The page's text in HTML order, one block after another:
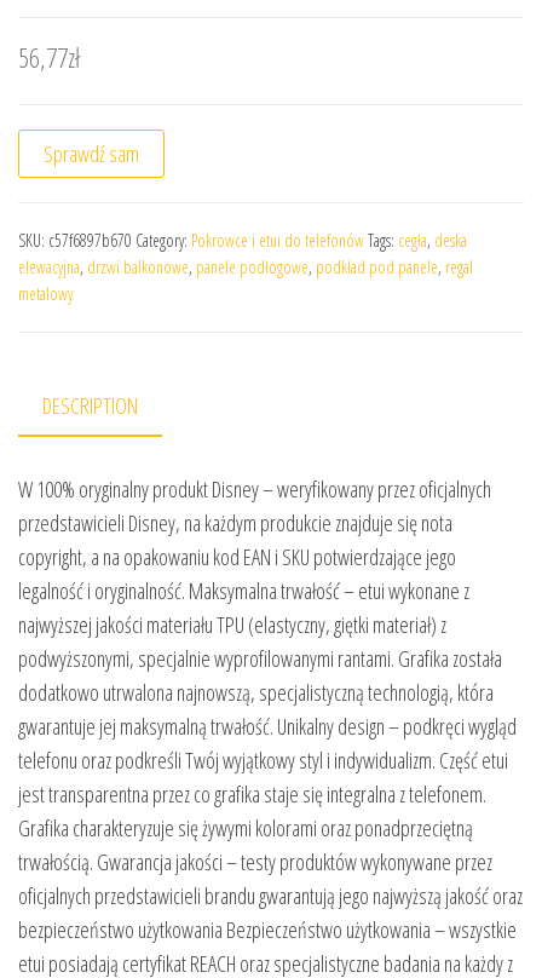
56,77zł
Sprawdź sam
SKU: c57f6897b670 Category: Pokrowce i etui do telefonówTags: cegła, deska
elewacyjna, drzwi balkonowe, panele podłogowe, podkład pod panele, regal
metalowy
DESCRIPTION
W 100% oryginalny produkt Disney – weryfikowany przez oficjalnych
przedstawicieli Disney, na każdym produkcie znajduje się nota
copyright, a na opakowaniu kod EAN i SKU potwierdzające jego
legalność i oryginalność. Maksymalna trwałość – etui wykonane z
najwyższej jakości materiału TPU (elastyczny, giętki materiał) z
podwyższonymi, specjalnie wyprofilowanymi rantami. Grafika została
dodatkowo utrwalona najnowszą, specjalistyczną technologią, która
gwarantuje jej maksymalną trwałość. Unikalny design – podkręci wygląd
telefonu oraz podkreśli Twój wyjątkowy styl i indywidualizm. Część etui
jest transparentna przez co grafika staje się integralna z telefonem.
Grafika charakteryzuje się żywymi kolorami oraz ponadprzeciętną
trwałością. Gwarancja jakości – testy produktów wykonywane przez
oficjalnych przedstawicieli brandu gwarantują jego najwyższą jakość oraz
bezpieczeństwo użytkowania Bezpieczeństwo użytkowania – wszystkie
etui posiadają certyfikat REACH oraz specjalistyczne badania na każdy z